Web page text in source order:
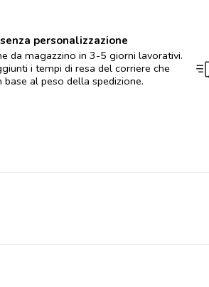
personalizzazione
da magazzino in 3-5 giorni lavorativi.
i tempi di resa del corriere che
base al peso della spedizione.